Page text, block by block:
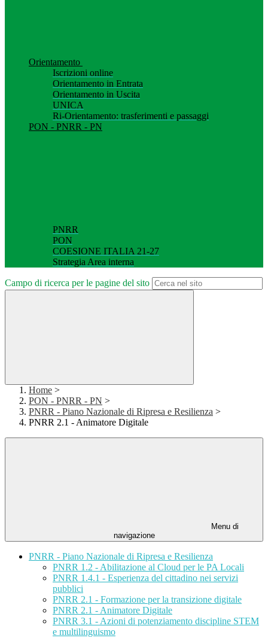
Orientamento
Iscrizioni online
Orientamento in Entrata
Orientamento in Uscita
UNICA
Ri-Orientamento: trasferimenti e passaggi
PON - PNRR - PN
PNRR
PON
COESIONE ITALIA 21-27
Strategia Area interna
Campo di ricerca per le pagine del sito
Home >
PON - PNRR - PN >
PNRR - Piano Nazionale di Ripresa e Resilienza >
PNRR 2.1 - Animatore Digitale
Menu di
navigazione
PNRR - Piano Nazionale di Ripresa e Resilienza
PNRR 1.2 - Abilitazione al Cloud per le PA Locali
PNRR 1.4.1 - Esperienza del cittadino nei servizi
pubblici
PNRR 2.1 - Formazione per la transizione digitale
PNRR 2.1 - Animatore Digitale
PNRR 3.1 - Azioni di potenziamento discipline STEM
e multilinguismo